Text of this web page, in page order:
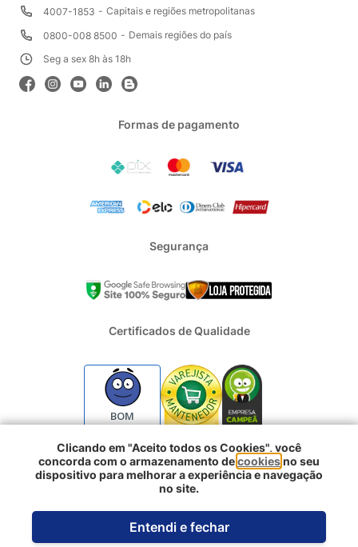
4007-1853
Capitais e regiões metropolitanas
0800-008 8500
Demais regiões do país
Seg a sex 8h às 18h
Formas de pagamento
Segurança
Certificados de Qualidade
BOM
2024 - Todos os direitos reservados | REFRIGERACAO DUFRIO
COMERCIO E IMPORTACAO S.A. | CNPJ : 01.754.239/0001-10 |
Porto Alegre RS - CEP: 90230-011
Clicando em "Aceito todos os Cookies", você
concorda com o armazenamento decookiesno seu
dispositivo para melhorar a experiência e navegação
no site.
Entendi e fechar